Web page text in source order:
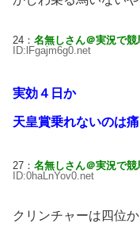
24： 名無しさん＠実況で競
ID:lFgajm6g0.net
実効４日か
天皇賞乗れないのは
27： 名無しさん＠実況で競
ID:0haLnYov0.net
クリンチャーは四位か